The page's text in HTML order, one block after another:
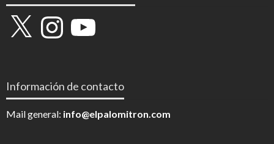
X InstagramYouTube
Información de contacto
Mail general: info@elpalomitron.com